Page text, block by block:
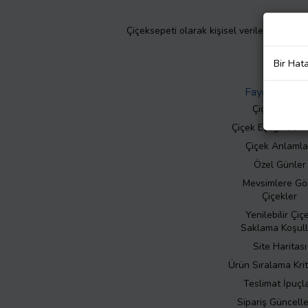
Çiçeksepeti olarak kişisel verilerinizin
Faydalı Bilgiler
Çiçek Bakımı
Çiçek Eşliğinde
Çiçek
Özel Günler
Mevsimlere
Çiçekler
Yenilebilir
Saklama
Site Haritası
Ürün Sıralama
Teslimat
Sipariş
Bir